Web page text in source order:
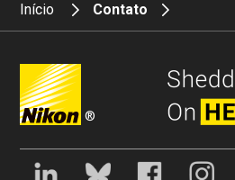
Início Contato
®